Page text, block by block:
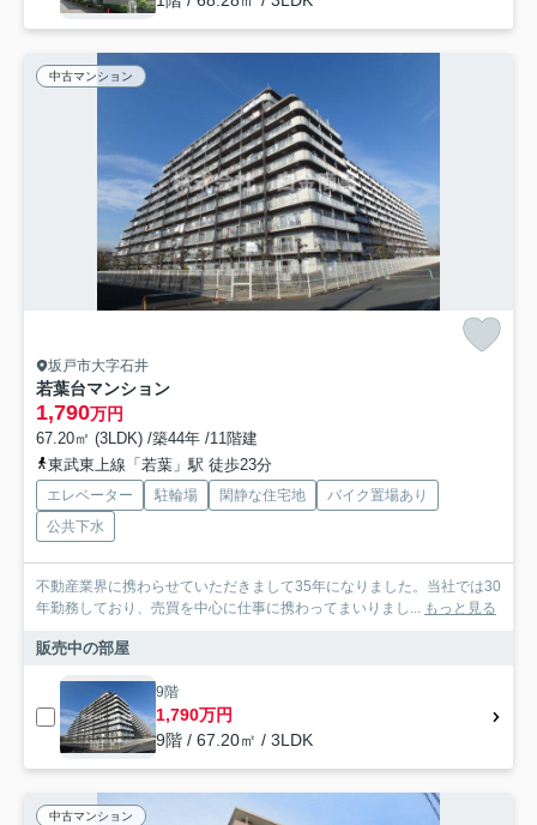
中古マンション
坂戸市大字石井
若葉台マンション
1,790万円
67.20㎡ (3LDK) /築44年 /11階建
東武東上線「若葉」駅 徒歩23分
エレベーター 駐輪場 閑静な住宅地
バイク置場あり
公共下水
不動産業界に携わらせていただきまして35年になりました。当社では30
年勤務しており、売買を中心に仕事に携わってまいりまし... もっと見る
販売中の部屋
9階
1,790万円
9階 / 67.20㎡ / 3LDK
中古マンション